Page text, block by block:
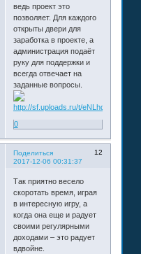
ведь проект это
позволяет. Для каждого
открыты двери для
заработка в проекте, а
администрация подаёт
руку для поддержки и
всегда отвечает на
заданные вопросы.
0
Поделиться
12
2017-12-06 00:31:37
Так приятно весело
скоротать время, играя
в интересную игру, а
когда она еще и радует
своими регулярными
доходами – это радует
вдвойне.